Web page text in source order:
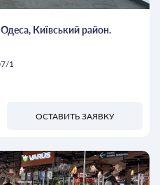
Київський район.
1
ОСТАВИТЬ ЗАЯВКУ